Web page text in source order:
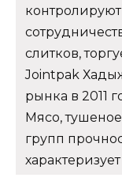
слитков,
Jointpak
рынка в 2011
Мясо,
групп